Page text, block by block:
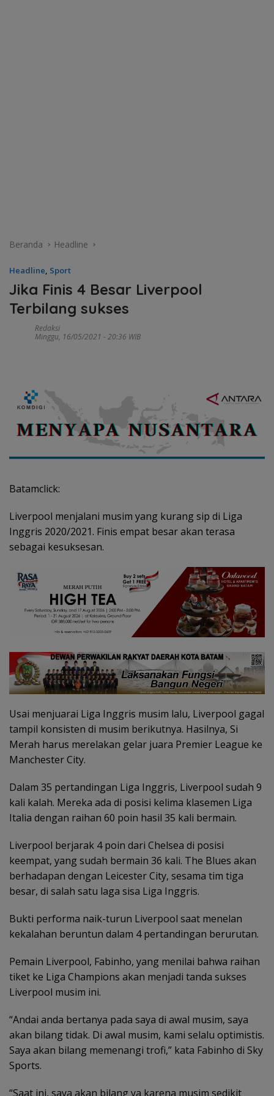
Beranda Headline
Headline, Sport
Jika Finis 4 Besar Liverpool
Terbilang sukses
Redaksi
Minggu, 16/05/2021 - 20:36 WIB
Batamclick:
Liverpool menjalani musim yang kurang sip di Liga
Inggris 2020/2021. Finis empat besar akan terasa
sebagai kesuksesan.
Usai menjuarai Liga Inggris musim lalu, Liverpool gagal
tampil konsisten di musim berikutnya. Hasilnya, Si
Merah harus merelakan gelar juara Premier League ke
Manchester City.
Dalam 35 pertandingan Liga Inggris, Liverpool sudah 9
kali kalah. Mereka ada di posisi kelima klasemen Liga
Italia dengan raihan 60 poin hasil 35 kali bermain.
Liverpool berjarak 4 poin dari Chelsea di posisi
keempat, yang sudah bermain 36 kali. The Blues akan
berhadapan dengan Leicester City, sesama tim tiga
besar, di salah satu laga sisa Liga Inggris.
Bukti performa naik-turun Liverpool saat menelan
kekalahan beruntun dalam 4 pertandingan berurutan.
Pemain Liverpool, Fabinho, yang menilai bahwa raihan
tiket ke Liga Champions akan menjadi tanda sukses
Liverpool musim ini.
“Andai anda bertanya pada saya di awal musim, saya
akan bilang tidak. Di awal musim, kami selalu optimistis.
Saya akan bilang memenangi trofi,” kata Fabinho di Sky
Sports.
“Saat ini, saya akan bilang ya karena musim sedikit